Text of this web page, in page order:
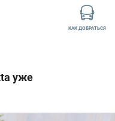
КАК ДОБРАТЬСЯ